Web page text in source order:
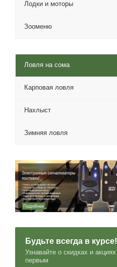
Лодки и моторы
Зооменю
Ловля на сома
Карповая ловля
Нахлыст
Зимняя ловля
Будьте всегда в курсе!
Узнавайте о скидках и акциях
первым